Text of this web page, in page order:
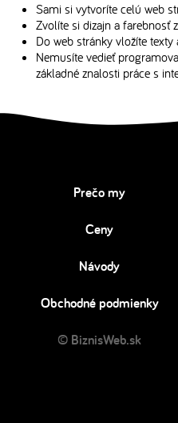
Sami si vytvoríte celú web
Zvolíte si dizajn a farebnosť
Do web stránky vložíte texty
Nemusíte vedieť
základné znalosti práce s
Prečo my
Ceny
Návody
Obchodné podmienky
© BiznisWeb.sk